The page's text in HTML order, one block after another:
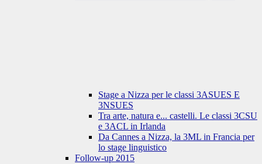
Stage a Nizza per le classi 3ASUES E
3NSUES
Tra arte, natura e... castelli. Le classi 3CSU
e 3ACL in Irlanda
Da Cannes a Nizza, la 3ML in Francia per
lo stage linguistico
Follow-up 2015